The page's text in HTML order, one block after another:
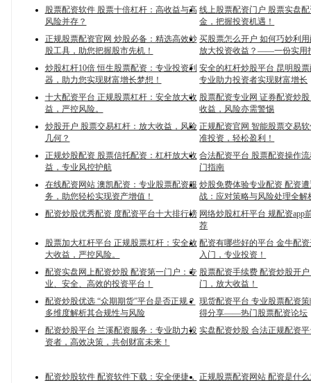
股票配资软件 股票十倍杠杆：高收益与高
风险并存？
线上股票配资门户 股票实盘
金，把握投资机遇！
正规股票配资官网 炒股必备：精选高效炒
股工具，助您把握股市先机！
买股票怎么开户 如何巧妙利
放大投资收益？——一份实用
炒股杠杆10倍 恒生股票配资：专业投资利
器，助力您实现财富增长梦想！
安全的杠杆炒股平台 昆明股
专业助力投资者实现财富增长
十大配资平台 正规股票杠杆：安全放大收
益，严控风险。
股票配资专业网 证券配资炒
收益，风险亦需警惕
炒股开户 股票交易杠杆：放大收益，风险
几何？
正规配资官网 智能股票交易
准投资，轻松盈利！
正规炒股配资 股票信托配资：杠杆放大收
益，专业风控护航
合法配资平台 股票配资操作
门指南
在线配资网站 澳凯配资：专业股票配资服
务，助您轻松实现资产增值！
炒股免费体验专业配资 配资
战：应对策略与风险处理全解
配资炒股优秀配资 度配资平台十大排行榜 网络炒股杠杆平台 规配资app
荐
股票加大杠杆平台 正规股票杠杆：安全放
大收益，严控风险。
配资有哪些好的平台 金牛配
入门，专业投资！
配资实盘网上配资炒股 配资第一门户：专
业、安全、高效的投资平台！
股票配资手续费 配资炒股开
门，放大收益！
配资炒股优选 “众期期货”平台是否正规？
多维度解析其合规性与风险
现货配资平台 专业股票配资
得分享——热门股票配资论坛
配资炒股平台 兰溪配资服务：专业助力投
资者，高效决策，共创财富未来！
实盘配资炒股 合法正规配资
配资炒股软件 配资软件下载：安全便捷， 正规股票配资网站 配资是什